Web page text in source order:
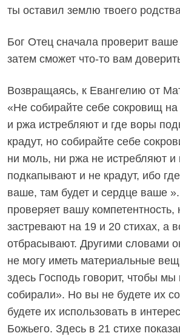
ты оставил землю твоего
Бог Отец сначала проверит
затем сможет что-то вам
Возвращаясь, к Евангелию от
«Не собирайте себе сокровищ
и ржа истребляют и где воры
крадут, но собирайте себе
ни моль, ни ржа не истребляют и
подкапывают и не крадут, ибо
ваше, там будет и сердце ваше ».
проверяет вашу
застревают на 19 и 20 стихах, а
отбрасывают. Другими словами
не могу иметь материальные
здесь Господь говорит, чтобы мы
собирали». Но вы не будете их
будете их использовать в
Божьего. Здесь в 21 стихе